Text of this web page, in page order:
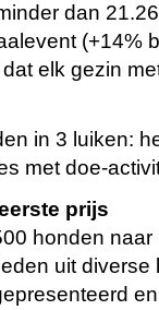
dan
(+14%
elk gezin
in 3 luiken:
met doe-
prijs
honden
uit diverse